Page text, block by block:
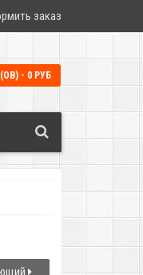
заказ
- 0 РУБ